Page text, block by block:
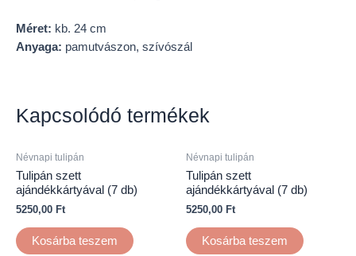
Méret: kb. 24 cm
Anyaga: pamutvászon, szívószál
Kapcsolódó termékek
Névnapi tulipán
Tulipán szett
ajándékkártyával (7 db)
5250,00 Ft
Kosárba teszem
Névnapi tulipán
Tulipán szett
ajándékkártyával (7 db)
5250,00 Ft
Kosárba teszem